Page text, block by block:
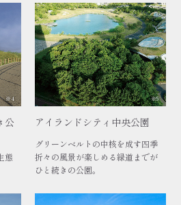
※4
公
態
※5
アイランドシティ中央公園
グリーンベルトの中核を成す四季
折々の風景が楽しめる緑道までが
ひと続きの公園。